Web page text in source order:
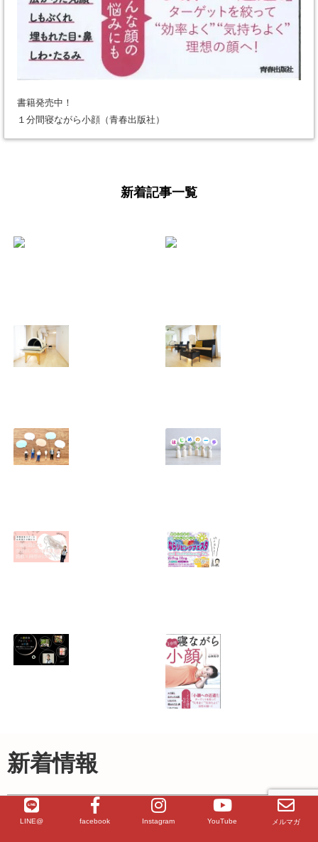
書籍発売中！
１分間寝ながら小顔（青春出版社）
新着記事一覧
おめでとうござい
ます。年始のダル
さをふっとばす！
（施術と美骨スト
身整体ってどう違
うの？
2025.08.11
ダへ 〜レシカの遠
赤外線ドーム＋痩
身整体〜
2025.08.10
シカ北浜」オープ
ンしました！
2025.08.09
ね」！？
2025.04.25
決めた？
2025.03.14
2025.02.07
ビングフェスタ・
夏 and Health＆
Beauty Fes.出店
決定！！ ★ならリ
ビングフェスタ特
別セミナー★ 身体
の歪み（ゆがみ）
簡単骨格セルフケ
ア講座
2023.04.04
新着情報
2026年1月18日
少し遅くなりましたが、 あけましておめでとうございま
LINE@ facebook Instagram YouTube メルマガ